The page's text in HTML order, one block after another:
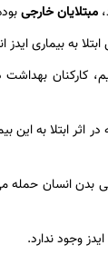
مبتلایان خارجی
کارکنان
اثر ابتلا به
انسان حمله
وجود ندارد.